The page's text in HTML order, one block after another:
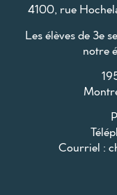
4100, rue
Les élèves de 3e
notre
Courriel :